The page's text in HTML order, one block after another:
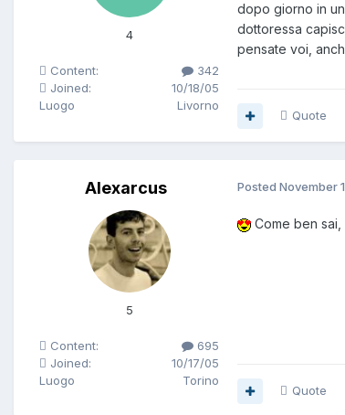
4
Content:
342
Joined:
10/18/05
Luogo
Livorno
dopo giorno in
dottoressa
pensate voi,
Quote
Alexarcus
5
Content:
695
Joined:
10/17/05
Luogo
Torino
Posted November
Come ben
Quote